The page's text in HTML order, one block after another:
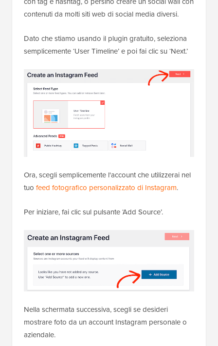
contenuti da molti siti web di social media diversi.
Dato che stiamo usando il plugin gratuito, seleziona
semplicemente ‘User Timeline’ e poi fai clic su ‘Next.’
Ora, scegli semplicemente l'account che utilizzerai nel
tuo feed fotografico personalizzato di Instagram.
Per iniziare, fai clic sul pulsante ‘Add Source’.
Nella schermata successiva, scegli se desideri
mostrare foto da un account Instagram personale o
aziendale.